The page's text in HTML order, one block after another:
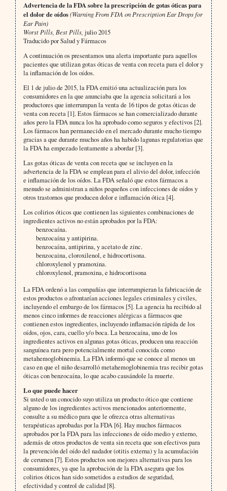
Advertencia de la FDA sobre la prescripción de gotas óticas para
el dolor de oídos(Warning From FDA on Prescription Ear Drops for
Ear Pain)
Worst Pills, Best Pills, julio 2015
Traducido por Salud y Fármacos
A continuación os presentamos una alerta importante para aquellos
pacientes que utilizan gotas óticas de venta con receta para el dolor y
la inflamación de los oídos.
El 1 de julio de 2015, la FDA emitió una actualización para los
consumidores en la que anunciaba que la agencia solicitará a los
productores que interrumpan la venta de 16 tipos de gotas óticas de
venta con receta [1]. Estos fármacos se han comercializado durante
años pero la FDA nunca los ha aprobado como seguros y efectivos [2].
Los fármacos han permanecido en el mercado durante mucho tiempo
gracias a que durante muchos años ha habido lagunas regulatorias que
la FDA ha empezado lentamente a abordar [3].
Las gotas óticas de venta con receta que se incluyen en la
advertencia de la FDA se emplean para el alivio del dolor, infección
e inflamación de los oídos. La FDA señaló que estos fármacos a
menudo se administran a niños pequeños con infecciones de oídos y
otros trastornos que producen dolor e inflamación ótica [4].
Los colirios óticos que contienen las siguientes combinaciones de
ingredientes activos no están aprobados por la FDA:
benzocaína.
benzocaína y antipirina.
benzocaína, antipirina, y acetato de zinc.
benzocaina, cloroxilenol, e hidrocortisona.
chloroxylenol y pramoxina.
chloroxylenol, pramoxina, e hidrocortisona
La FDA ordenó a las compañías que interrumpieran la fabricación de
estos productos o afrontarían acciones legales criminales y civiles,
incluyendo el embargo de los fármacos [5]. La agencia ha recibido al
menos cinco informes de reacciones alérgicas a fármacos que
contienen estos ingredientes, incluyendo inflamación rápida de los
oídos, ojos, cara, cuello y/o boca. La benzocaína, uno de los
ingredientes activos en algunas gotas óticas, producen una reacción
sanguínea rara pero potencialmente mortal conocida como
metahemoglobinemia. La FDA informó que se conoce al menos un
caso en que el niño desarrolló metahemoglobinemia tras recibir gotas
óticas con benzocaína, lo que acabo causándole la muerte.
Lo que puede hacer
Si usted o un conocido suyo utiliza un producto ótico que contiene
alguno de los ingredientes activos mencionados anteriormente,
consulte a su médico para que le ofrezca otras alternativas
terapéuticas aprobadas por la FDA [6]. Hay muchos fármacos
aprobados por la FDA para las infecciones de oído medio y externo,
además de otros productos de venta sin receta que son efectivos para
la prevención del oído del nadador (otitis externa) y la acumulación
de cerumen [7]. Estos productos son mejores alternativas para los
consumidores, ya que la aprobación de la FDA asegura que los
colirios óticos han sido sometidos a estudios de seguridad,
efectividad y control de calidad [8].